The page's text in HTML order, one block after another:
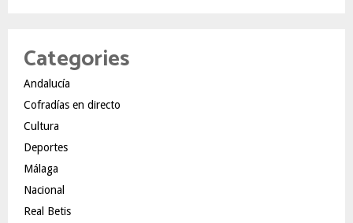
Categories
Andalucía
Cofradías en directo
Cultura
Deportes
Málaga
Nacional
Real Betis